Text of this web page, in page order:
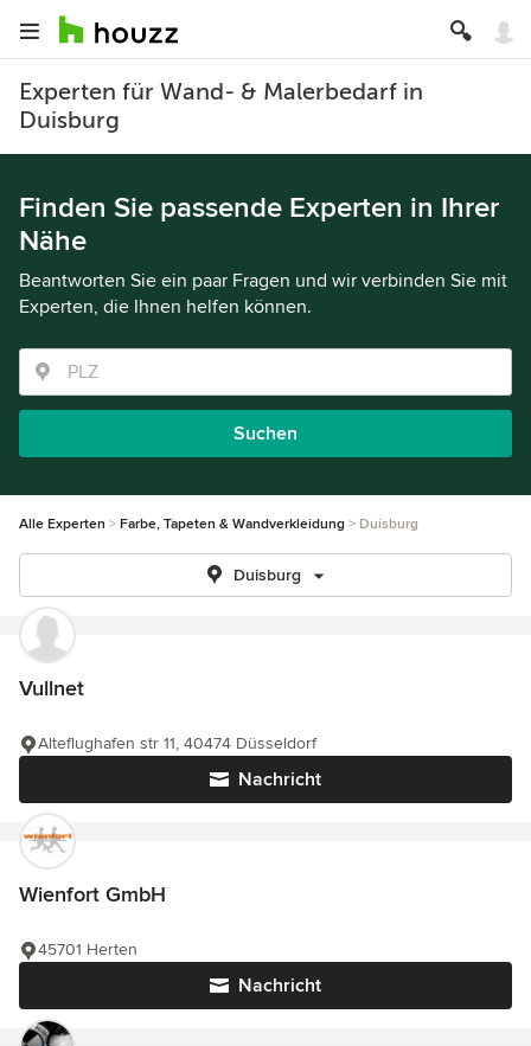
Experten für Wand- & Malerbedarf in
Duisburg
Finden Sie passende Experten in Ihrer
Nähe
Beantworten Sie ein paar Fragen und wir verbinden Sie mit
Experten, die Ihnen helfen können.
Suchen
Alle Experten Farbe, Tapeten & Wandverkleidung Duisburg
Duisburg
Vullnet
Nachricht
Alteflughafen str 11, 40474 Düsseldorf
Wienfort GmbH
Nachricht
45701 Herten